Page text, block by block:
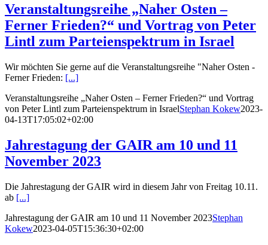
Veranstaltungsreihe „Naher Osten –
Ferner Frieden?“ und Vortrag von Peter
Lintl zum Parteienspektrum in Israel
Wir möchten Sie gerne auf die Veranstaltungsreihe "Naher Osten -
Ferner Frieden: [...]
Veranstaltungsreihe „Naher Osten – Ferner Frieden?“ und Vortrag
von Peter Lintl zum Parteienspektrum in IsraelStephan Kokew2023-
04-13T17:05:02+02:00
Jahrestagung der GAIR am 10 und 11
November 2023
Die Jahrestagung der GAIR wird in diesem Jahr von Freitag 10.11.
ab [...]
Jahrestagung der GAIR am 10 und 11 November 2023Stephan
Kokew2023-04-05T15:36:30+02:00